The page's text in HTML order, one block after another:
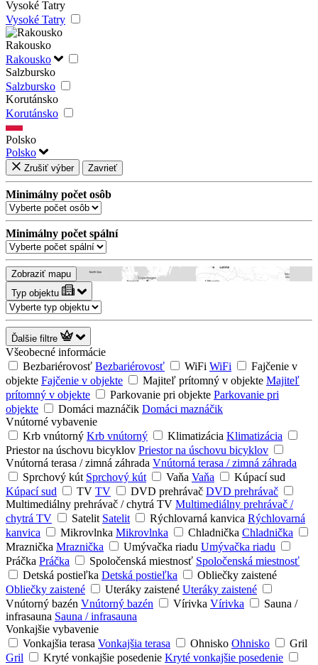
Vysoké Tatry
Vysoké Tatry
Rakousko
Rakousko
Salzbursko
Salzbursko
Korutánsko
Korutánsko
Polsko
Polsko
Zrušiť výber Zavrieť
Minimálny počet osôb
Minimálny počet spální
Zobraziť mapu
Typ objektu
Ďalšie filtre
Všeobecné informácie
Bezbariérovosť Bezbariérovosť WiFi WiFi
Fajčenie v
objekte Fajčenie v objekte Majiteľ prítomný v objekte Majiteľ
prítomný v objekte
Parkovanie pri objekte Parkovanie pri
objekte
Domáci maznáčik Domáci maznáčik
Vnútorné vybavenie
Krb vnútorný Krb vnútorný Klimatizácia Klimatizácia
Priestor na úschovu bicyklov Priestor na úschovu bicyklov
Vnútorná terasa / zimná záhrada Vnútorná terasa / zimná záhrada
Sprchový kút Sprchový kút Vaňa Vaňa
Kúpací sud
Kúpací sud
TV TV DVD prehrávač DVD prehrávač
Multimediálny prehrávač / chytrá TV Multimediálny prehrávač /
chytrá TV
Satelit Satelit Rýchlovarná kanvica Rýchlovarná
kanvica
Mikrovlnka Mikrovlnka Chladnička Chladnička
Mraznička Mraznička Umývačka riadu Umývačka riadu
Práčka Práčka Spoločenská miestnosť Spoločenská miestnosť
Detská postieľka Detská postieľka
Obliečky zaistené
Obliečky zaistené
Uteráky zaistené Uteráky zaistené
Vnútorný bazén Vnútorný bazén Vírivka Vírivka
Sauna /
infrasauna Sauna / infrasauna
Vonkajšie vybavenie
Vonkajšia terasa Vonkajšia terasa Ohnisko Ohnisko
Gril
Gril
Kryté vonkajšie posedenie Kryté vonkajšie posedenie